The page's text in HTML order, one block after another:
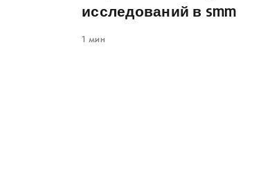
исследований в smm
1 мин